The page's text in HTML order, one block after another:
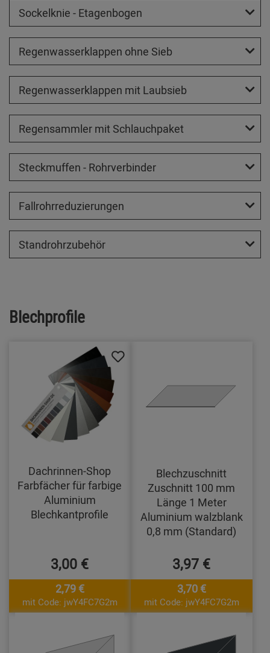
Sockelknie - Etagenbogen
Regenwasserklappen ohne Sieb
Regenwasserklappen mit Laubsieb
Regensammler mit Schlauchpaket
Steckmuffen - Rohrverbinder
Fallrohrreduzierungen
Standrohrzubehör
Blechprofile
Dachrinnen-Shop
Farbfächer für farbige
Aluminium
Blechkantprofile
3,00 €
2,79 €
mit Code: jwY4FC7G2m
Blechzuschnitt
Zuschnitt 100 mm
Länge 1 Meter
Aluminium walzblank
0,8 mm (Standard)
3,97 €
3,70 €
mit Code: jwY4FC7G2m